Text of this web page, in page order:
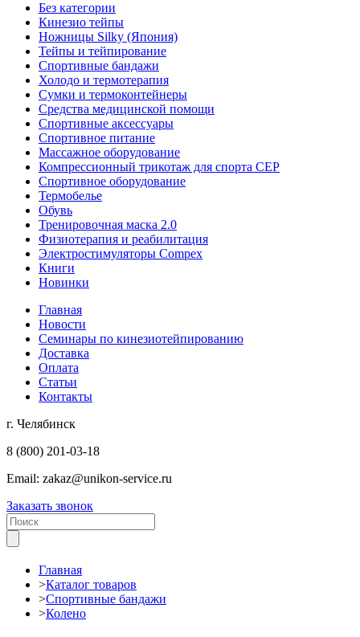
Без категории
Кинезио тейпы
Ножницы Silky (Япония)
Тейпы и тейпирование
Спортивные бандажи
Холодо и термотерапия
Сумки и термоконтейнеры
Средства медицинской помощи
Спортивные аксессуары
Спортивное питание
Массажное оборудование
Компрессионный трикотаж для спорта СЕР
Спортивное оборудование
Термобелье
Обувь
Тренировочная маска 2.0
Физиотерапия и реабилитация
Электростимуляторы Compex
Книги
Новинки
Главная
Новости
Семинары по кинезиотейпированию
Доставка
Оплата
Статьи
Контакты
г. Челябинск
8 (800) 201-03-18
Email: zakaz@unikon-service.ru
Заказать звонок
Главная
>Каталог товаров
>Спортивные бандажи
>Колено